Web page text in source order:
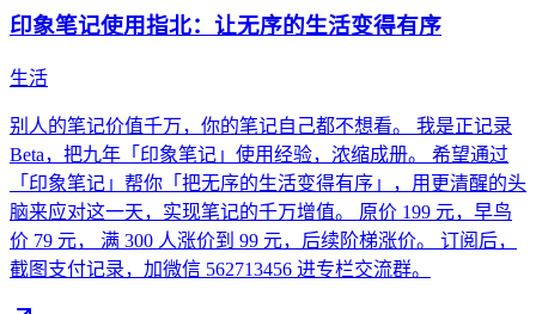
印象笔记使用指北：让无序的生活变得有序
生活
别人的笔记价值千万，你的笔记自己都不想看。 我是正记录
Beta，把九年「印象笔记」使用经验，浓缩成册。 希望通过
「印象笔记」帮你「把无序的生活变得有序」，用更清醒的头
脑来应对这一天，实现笔记的千万增值。 原价 199 元，早鸟
价 79 元， 满 300 人涨价到 99 元，后续阶梯涨价。 订阅后，
截图支付记录，加微信 562713456 进专栏交流群。